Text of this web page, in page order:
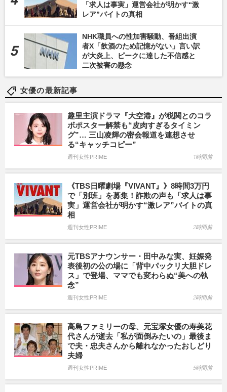
「求人は事実」運営会社が明かす“激
レア”バイトの真相
NHK職員への性加害騒動、番組出演
者X「飲酒のため記憶がない」言い訳
が大炎上、ピークに達した不信感と
二次被害の懸念
女優の最新記事
趣里主演ドラマ『大空港』が税関とのコラ
ボポスター解禁も“皮肉すぎるタイミン
グ”… 三山凌輝の密会報道を連想させ
る“キャッチコピー”
週刊女性PRIME 1時間前
《TBS日曜劇場『VIVANT』》8時間3万円
で「別班」を募集！詐欺の声も「求人は事
実」運営会社が明かす“激レア”バイトの真
相
週刊女性PRIME 2時間前
元TBSアナウンサー・田中みな実、妊娠発
表後初の公の場に「背中パックリ大胆ドレ
ス」で登場、ママでも変わらぬ“美への執
念”
週刊女性PRIME 2時間前
高島ファミリーの母、元宝塚女優の寿美花
代さんが逝去「私が面倒みたいの」最後ま
で夫・忠夫さんから離れなかったおしどり
夫婦
週刊女性PRIME 5時間前